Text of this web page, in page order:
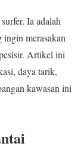
Ia adalah
ingin merasakan
Artikel ini
daya tarik,
kawasan ini